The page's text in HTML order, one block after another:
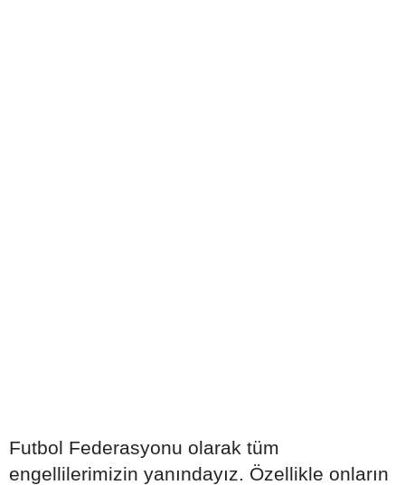
Futbol Federasyonu olarak tüm
engellilerimizin yanındayız. Özellikle onların